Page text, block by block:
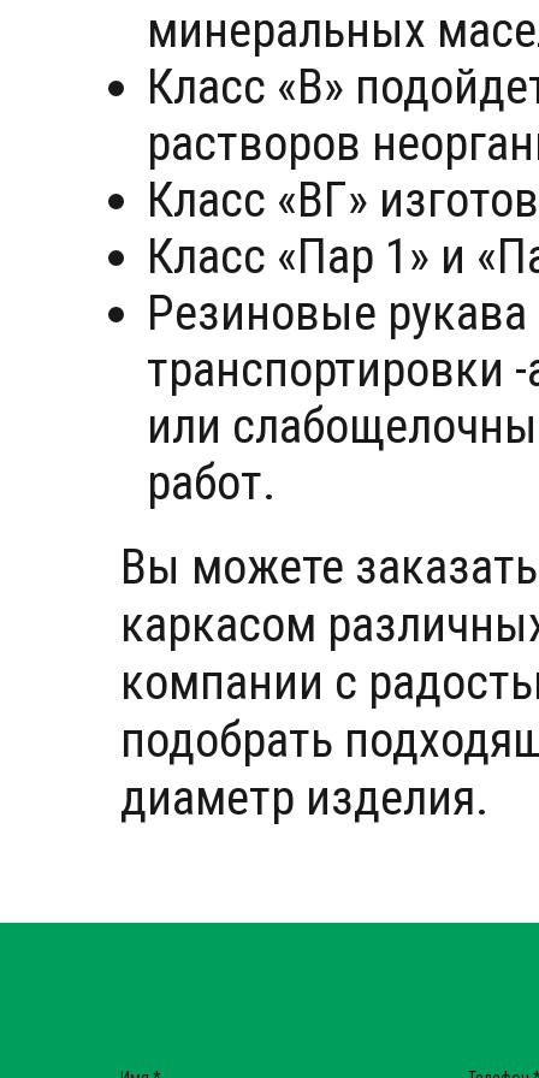
минеральных
Класс «В»
растворов
Класс «ВГ»
Класс «Пар 1» и
Резиновые
транспортировки
или
работ.
Вы можете
каркасом
компании с
подобрать
диаметр изделия.